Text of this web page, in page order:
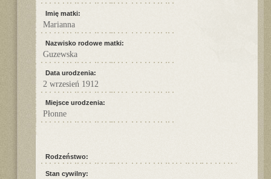
Imię matki:
Marianna
Nazwisko rodowe matki:
Guzewska
Data urodzenia:
2 wrzesień 1912
Miejsce urodzenia:
Płonne
Rodzeństwo:
Stan cywilny: